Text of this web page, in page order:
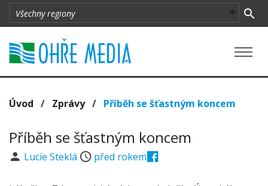
Úvod / Zprávy/ Příběh se šťastným koncem
Příběh se šťastným koncem
Lucie Steklá před rokem